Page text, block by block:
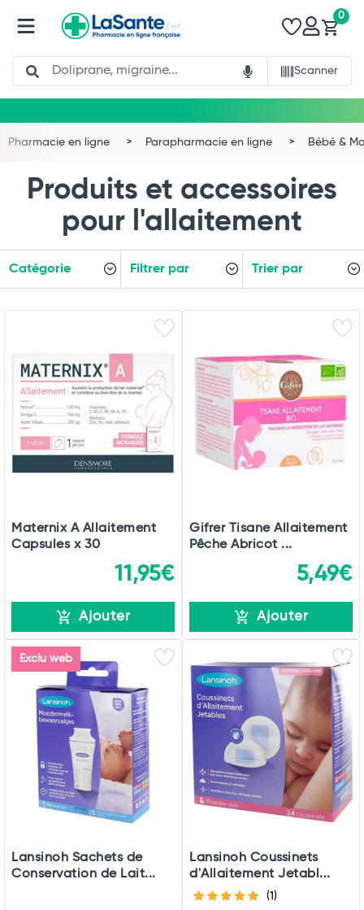
Search
Scanner
0
Total
Commander
Pharmacie en ligne Parapharmacie en ligne Bébé &
Produits et accessoires
pour l'allaitement
Catégorie Filtrer par Trier par
Maternix A Allaitement
Capsules x 30
11,95€
Ajouter
Gifrer Tisane Allaitement
Pêche Abricot ...
5,49€
Ajouter
Exclu web
Lansinoh Sachets de
Conservation de Lait...
Lansinoh Coussinets
d'Allaitement Jetabl...
(1)